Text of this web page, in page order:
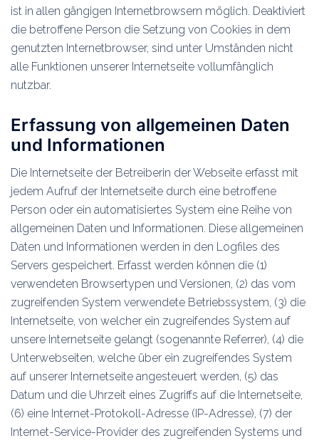
ist in allen gängigen Internetbrowsern möglich. Deaktiviert
die betroffene Person die Setzung von Cookies in dem
genutzten Internetbrowser, sind unter Umständen nicht
alle Funktionen unserer Internetseite vollumfänglich
nutzbar.
Erfassung von allgemeinen Daten
und Informationen
Die Internetseite der Betreiberin der Webseite erfasst mit
jedem Aufruf der Internetseite durch eine betroffene
Person oder ein automatisiertes System eine Reihe von
allgemeinen Daten und Informationen. Diese allgemeinen
Daten und Informationen werden in den Logfiles des
Servers gespeichert. Erfasst werden können die (1)
verwendeten Browsertypen und Versionen, (2) das vom
zugreifenden System verwendete Betriebssystem, (3) die
Internetseite, von welcher ein zugreifendes System auf
unsere Internetseite gelangt (sogenannte Referrer), (4) die
Unterwebseiten, welche über ein zugreifendes System
auf unserer Internetseite angesteuert werden, (5) das
Datum und die Uhrzeit eines Zugriffs auf die Internetseite,
(6) eine Internet-Protokoll-Adresse (IP-Adresse), (7) der
Internet-Service-Provider des zugreifenden Systems und